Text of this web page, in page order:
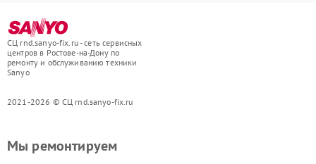
СЦ rnd.sanyo-fix.ru - сеть сервисных
центров в Ростове-на-Дону по
ремонту и обслуживанию техники
Sanyo
2021-2026 © СЦ rnd.sanyo-fix.ru
Мы ремонтируем